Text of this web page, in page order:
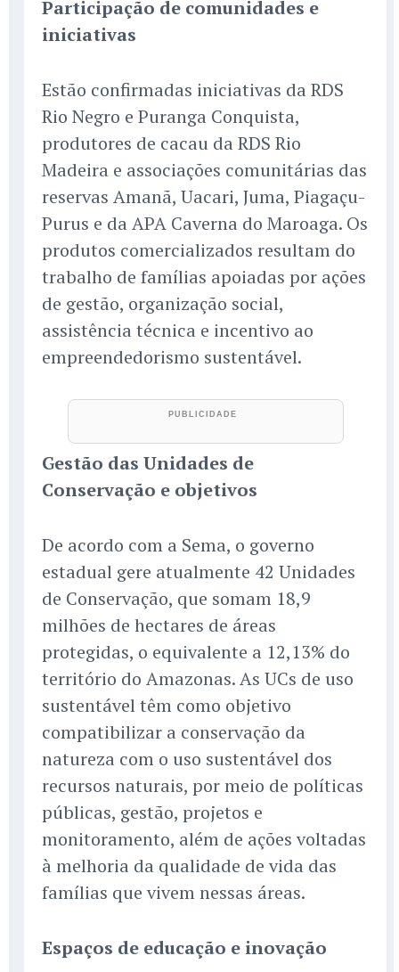
Participação de comunidades e
iniciativas
Estão confirmadas iniciativas da RDS
Rio Negro e Puranga Conquista,
produtores de cacau da RDS Rio
Madeira e associações comunitárias das
reservas Amanã, Uacari, Juma, Piagaçu-
Purus e da APA Caverna do Maroaga. Os
produtos comercializados resultam do
trabalho de famílias apoiadas por ações
de gestão, organização social,
assistência técnica e incentivo ao
empreendedorismo sustentável.
Gestão das Unidades de
Conservação e objetivos
De acordo com a Sema, o governo
estadual gere atualmente 42 Unidades
de Conservação, que somam 18,9
milhões de hectares de áreas
protegidas, o equivalente a 12,13% do
território do Amazonas. As UCs de uso
sustentável têm como objetivo
compatibilizar a conservação da
natureza com o uso sustentável dos
recursos naturais, por meio de políticas
públicas, gestão, projetos e
monitoramento, além de ações voltadas
à melhoria da qualidade de vida das
famílias que vivem nessas áreas.
Espaços de educação e inovação